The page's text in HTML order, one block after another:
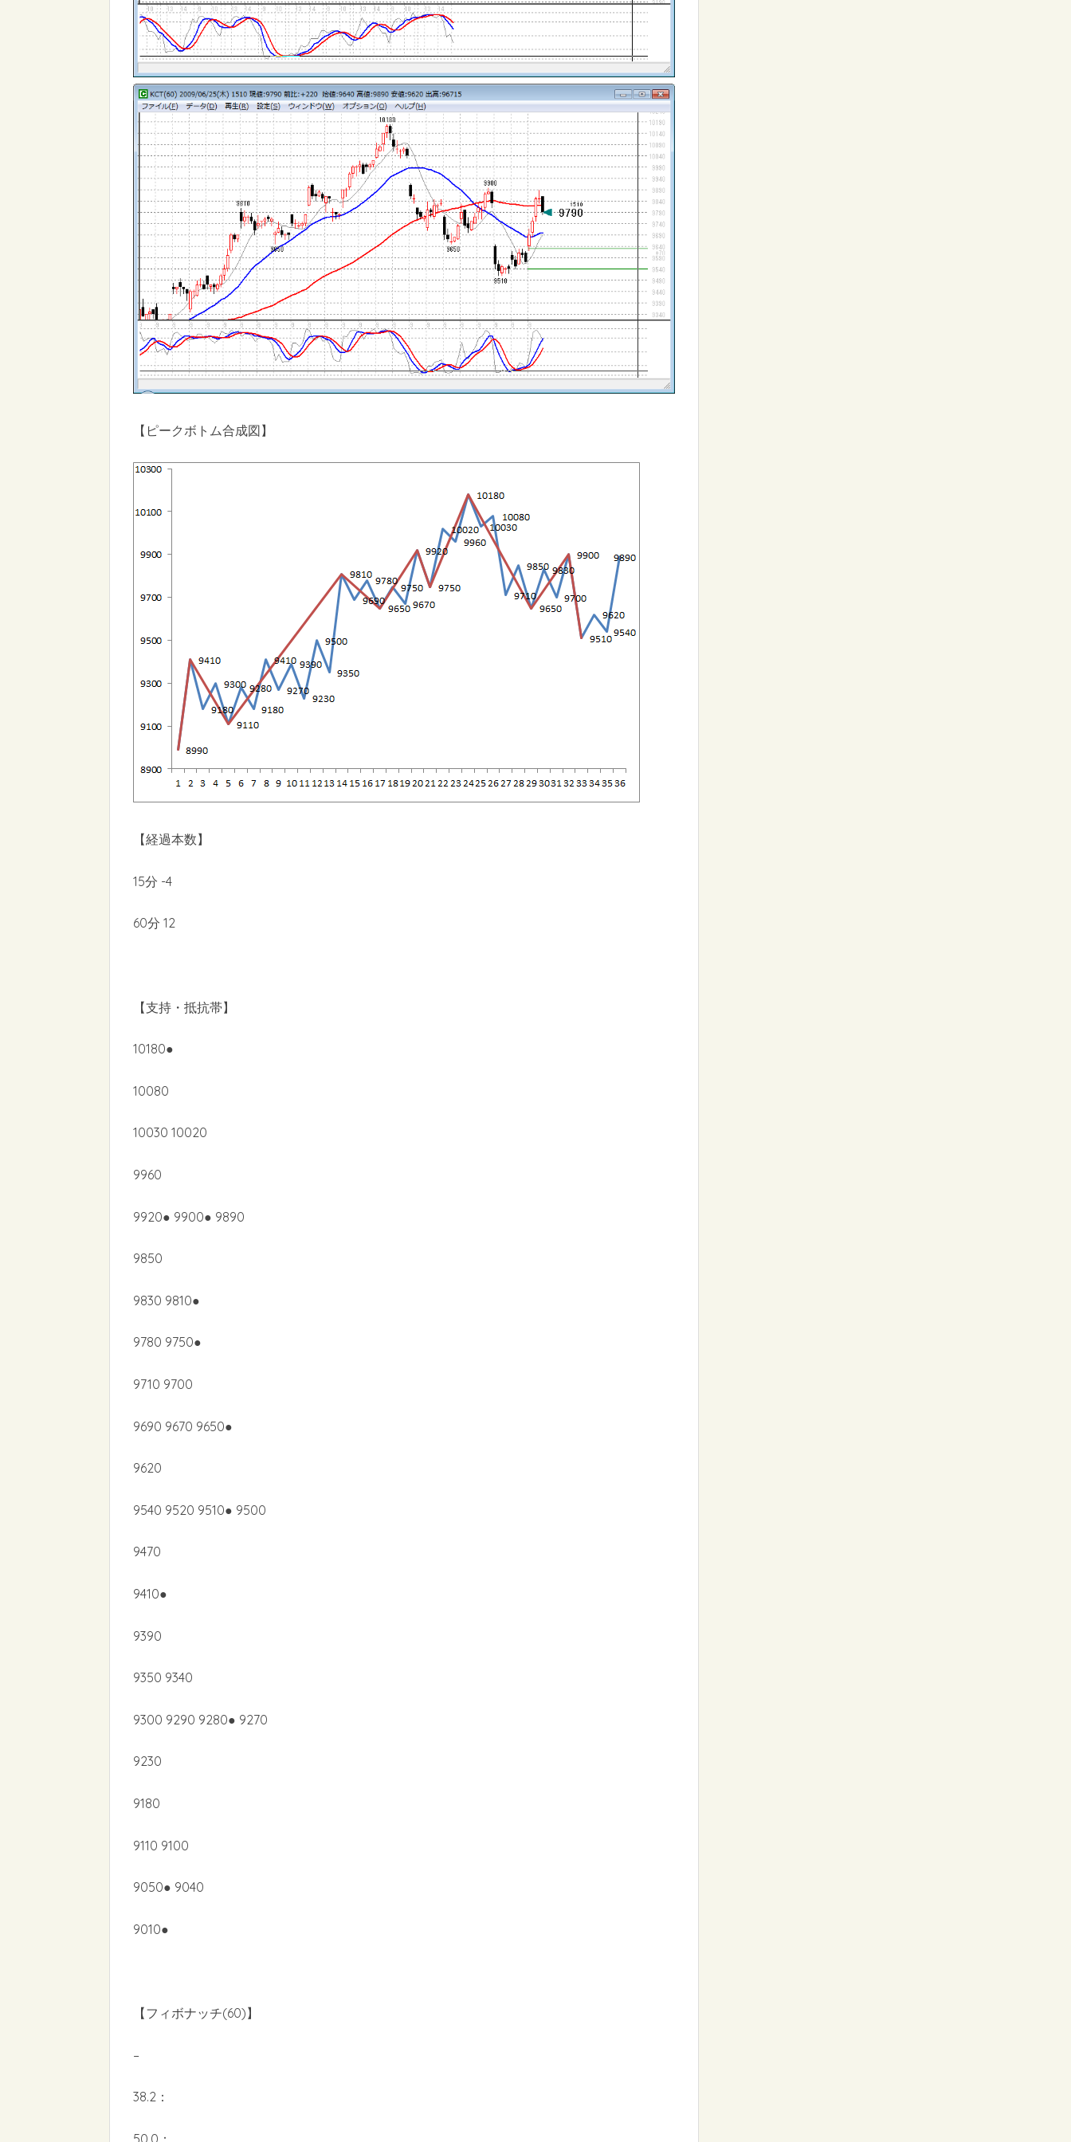
【ピークボトム合成図】
【経過本数】
15分 -4
60分 12
【支持・抵抗帯】
10180●
10080
10030 10020
9960
9920● 9900● 9890
9850
9830 9810●
9780 9750●
9710 9700
9690 9670 9650●
9620
9540 9520 9510● 9500
9470
9410●
9390
9350 9340
9300 9290 9280● 9270
9230
9180
9110 9100
9050● 9040
9010●
【フィボナッチ(60)】
–
38.2：
50.0：